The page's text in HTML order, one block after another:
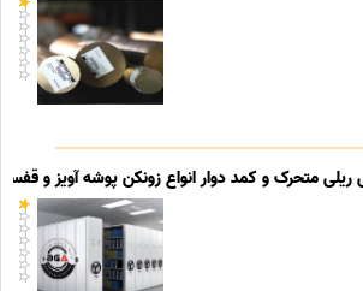
ریلی متحرک و کمد دوار انواع زونکن پوشه آویز و قفسه